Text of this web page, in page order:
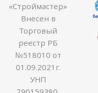
«Строймастер»
Внесен в
Торговый
реестр РБ
№518010 от
01.09.2021г.
УНП